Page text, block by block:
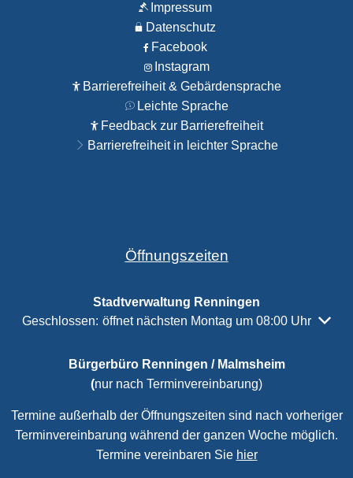
Impressum
Datenschutz
Facebook
Instagram
Barrierefreiheit & Gebärdensprache
Leichte Sprache
Feedback zur Barrierefreiheit
Barrierefreiheit in leichter Sprache
Öffnungszeiten
Stadtverwaltung Renningen
Klicken, um weitere Öffnungs- oder Schließzeiten
Geschlossen: öffnet nächsten Montag um 08:00 Uhr
Bürgerbüro Renningen / Malmsheim
(nur nach Terminvereinbarung)
Termine außerhalb der Öffnungszeiten sind nach vorheriger
Terminvereinbarung während der ganzen Woche möglich.
Termine vereinbaren Sie hier